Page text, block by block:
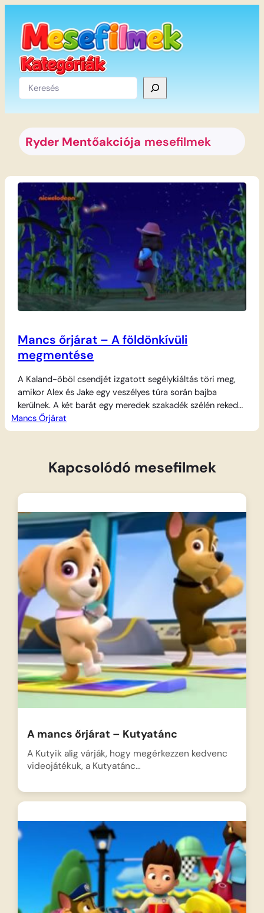
tartalomhoz
Keresés
Ryder Mentőakciója mesefilmek
Mancs őrjárat – A földönkívüli
megmentése
A Kaland-öböl csendjét izgatott segélykiáltás töri meg,
amikor Alex és Jake egy veszélyes túra során bajba
kerülnek. A két barát egy meredek szakadék szélén rekedt,
és önerőből nem tudnak visszamászni a biztonságos
talajra. Ryder, a tízéves parancsnok azonnal összehívja a
Mancs Őrjárat
Kapcsolódó mesefilmek
A mancs őrjárat – Kutyatánc
A Kutyik alig várják, hogy megérkezzen kedvenc
videojátékuk, a Kutyatánc…